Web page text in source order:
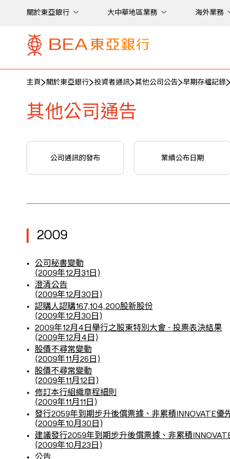
關於東亞銀行 大中華地區業務 海外業務
主頁 關於東亞銀行 投資者通訊 其他公司公告 早期存檔記錄
其他公司通告
公司通訊的發布 業績公布日期
2009
公司秘書變動
(2009年12月31日)
澄清公告
(2009年12月30日)
認購人認購167,104,200股新股份
(2009年12月30日)
2009年12月4日舉行之股東特別大會 - 投票表決結果
(2009年12月4日)
股價不尋常變動
(2009年11月26日)
股價不尋常變動
(2009年11月12日)
修訂本行組織章程細則
(2009年11月11日)
發行2059年到期步升後償票據、非累積INNOVATE優
(2009年10月30日)
建議發行2059年到期步升後償票據、非累積
(2009年10月23日)